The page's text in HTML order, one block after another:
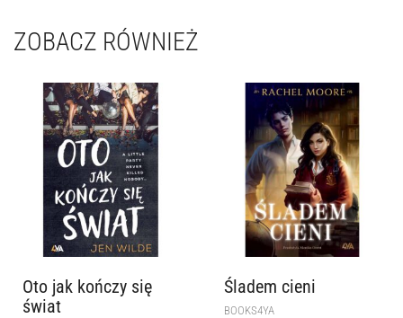
ZOBACZ RÓWNIEŻ
Oto jak kończy się
świat
Śladem cieni
BOOKS4YA